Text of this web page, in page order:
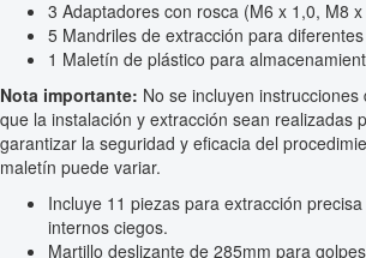
3 Adaptadores con rosca (M6 x 1,0, M8
5 Mandriles de extracción para
1 Maletín de plástico para
Nota importante: No se incluyen
que la instalación y extracción sean realizadas
garantizar la seguridad y eficacia del
maletín puede variar.
Incluye 11 piezas para extracción
internos ciegos.
Martillo deslizante de 285mm para